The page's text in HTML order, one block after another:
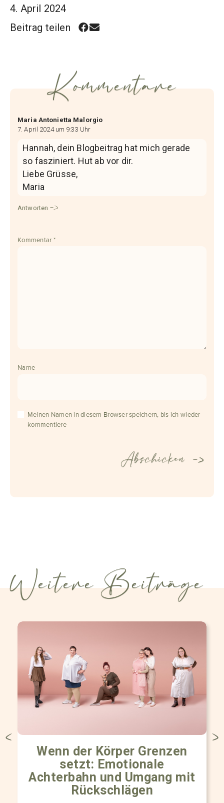
4. April 2024
Beitrag teilen
Kommentare
Maria Antonietta Malorgio
7. April 2024 um 9:33 Uhr
Hannah, dein Blogbeitrag hat mich gerade
so fasziniert. Hut ab vor dir.
Liebe Grüsse,
Maria
Antworten
Kommentar *
Name
Meinen Namen in diesem Browser speichern, bis ich wieder
kommentiere
Weitere Beiträge
Wenn der Körper Grenzen
setzt: Emotionale
Achterbahn und Umgang mit
Rückschlägen